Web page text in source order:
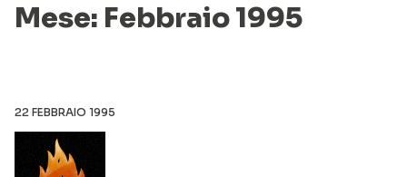
Mese: Febbraio 1995
22 FEBBRAIO 1995